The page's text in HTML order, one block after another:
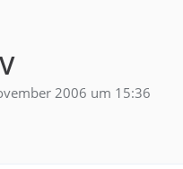
2006 um 15:36